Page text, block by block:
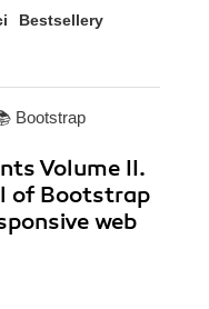
Bestsellery
Bootstrap
Volume II.
of Bootstrap
web